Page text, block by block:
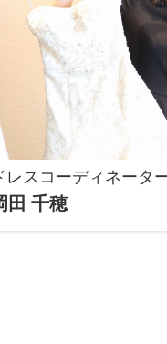
レスコーディネータ
田 千穂